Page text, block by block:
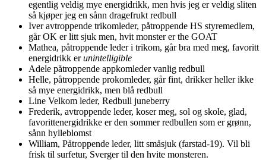
egentlig veldig mye energidrikk, men hvis jeg er veldig sliten
så kjøper jeg en sånn dragefrukt redbull
Iver avtroppende trikomleder, påtroppende HS styremedlem,
går OK er litt sjuk men, hvit monster er the GOAT
Mathea, påtroppende leder i trikom, går bra med meg, favoritt
energidrikk erunintelligible
Adele påtroppende appkomleder vanlig redbull
Helle, påtroppende prokomleder, går fint, drikker heller ikke
så mye energidrikk, men blå redbull
Line Velkom leder, Redbull juneberry
Frederik, avtroppende leder, koser meg, sol og skole, glad,
favorittenergidrikke er den sommer redbullen som er grønn,
sånn hylleblomst
William, Påtroppende leder, litt småsjuk (farstad-19). Vil bli
frisk til surfetur, Sverger til den hvite monsteren.